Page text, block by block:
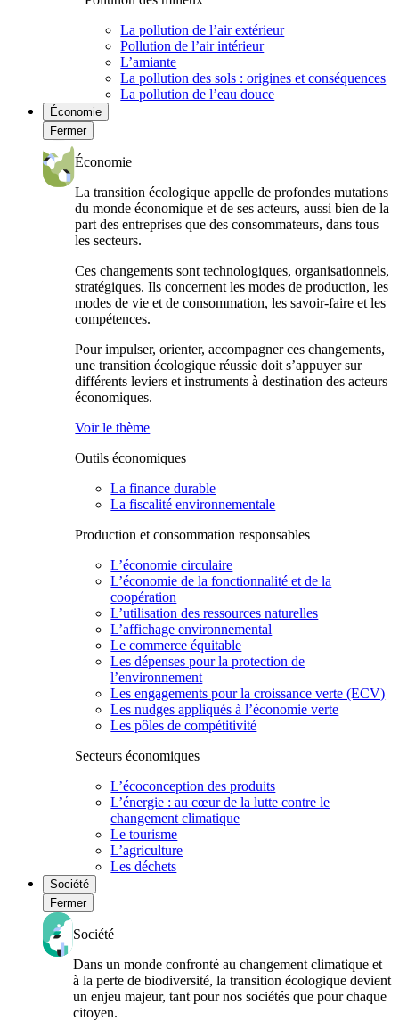
La pollution de l’air extérieur
Pollution de l’air intérieur
L’amiante
La pollution des sols : origines et conséquences
La pollution de l’eau douce
Économie
Fermer
Économie
La transition écologique appelle de profondes mutations
du monde économique et de ses acteurs, aussi bien de la
part des entreprises que des consommateurs, dans tous
les secteurs.
Ces changements sont technologiques, organisationnels,
stratégiques. Ils concernent les modes de production, les
modes de vie et de consommation, les savoir-faire et les
compétences.
Pour impulser, orienter, accompagner ces changements,
une transition écologique réussie doit s’appuyer sur
différents leviers et instruments à destination des acteurs
économiques.
Voir le thème
Outils économiques
La finance durable
La fiscalité environnementale
Production et consommation responsables
L’économie circulaire
L’économie de la fonctionnalité et de la
coopération
L’utilisation des ressources naturelles
L’affichage environnemental
Le commerce équitable
Les dépenses pour la protection de
l’environnement
Les engagements pour la croissance verte (ECV)
Les nudges appliqués à l’économie verte
Les pôles de compétitivité
Secteurs économiques
L’écoconception des produits
L’énergie : au cœur de la lutte contre le
changement climatique
Le tourisme
L’agriculture
Les déchets
Société
Fermer
Société
Dans un monde confronté au changement climatique et
à la perte de biodiversité, la transition écologique devient
un enjeu majeur, tant pour nos sociétés que pour chaque
citoyen.